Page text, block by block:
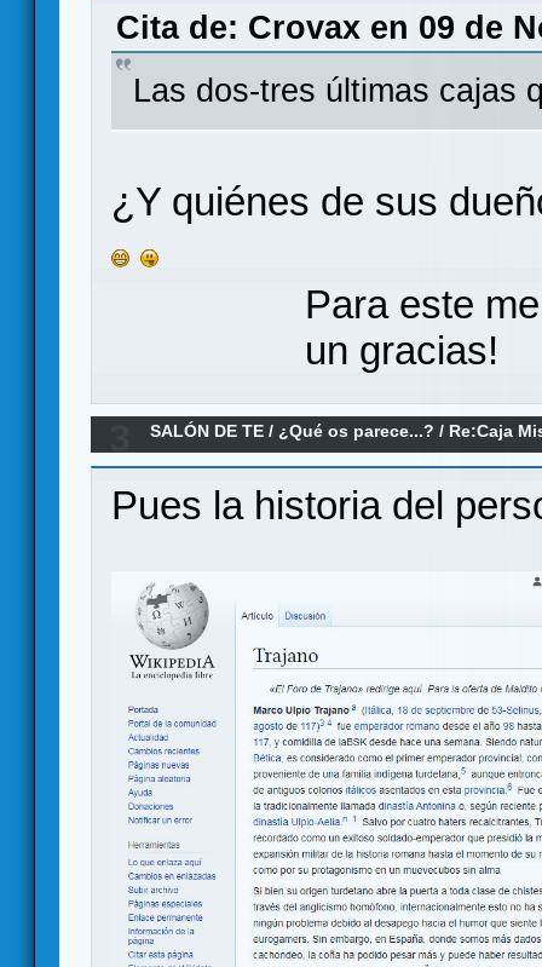
Cita de: Crovax en 09 de
Las dos-tres últimas cajas
¿Y quiénes de sus
Para este
un gracias!
SALÓN DE TE / ¿Qué os parece...? / Re:Caja
Pues la historia del